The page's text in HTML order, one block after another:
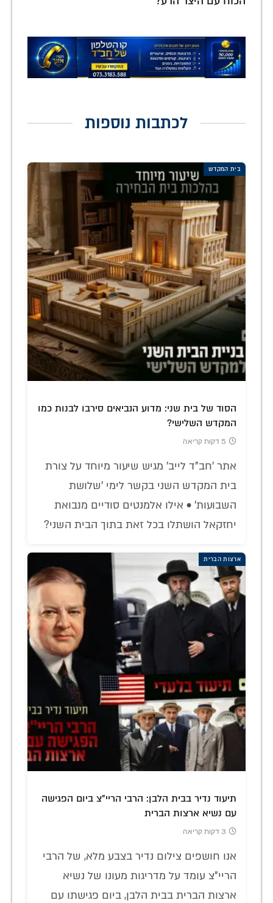
לכתבות נוספות
בית המקדש
הסוד של בית שני: מדוע הנביאים סירבו לבנות כמו
המקדש השלישי?
5 דקות קריאה
אתר 'חב"ד לייב' מגיש שיעור מיוחד על צורת
בית המקדש השני בקשר לימי 'שלושת
השבועות' • אילו אלמנטים סודיים מנבואת
יחזקאל הושתלו בכל זאת בתוך הבית השני?
ארצות הברית
תיעוד נדיר בבית הלבן: הרבי הריי"צ ביום הפגישה
עם נשיא ארצות הברית
3 דקות קריאה
אנו חושפים צילום נדיר בצבע מלא, של הרבי
הריי"צ עומד על מדריגות מעונו של נשיא
ארצות הברית בבית הלבן, ביום פגישתו עם